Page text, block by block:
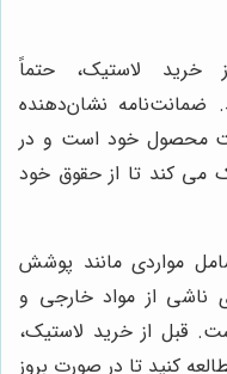
خرید لاستیک، حتماً
ضمانت‌نامه نشان‌دهنده
محصول خود است و در
می کند تا از حقوق خود
مواردی مانند پوشش
ناشی از مواد خارجی و
قبل از خرید لاستیک،
کنید تا در صورت بروز